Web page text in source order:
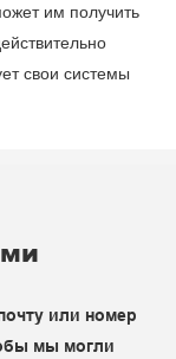
им получить
свои системы
или номер
мы могли